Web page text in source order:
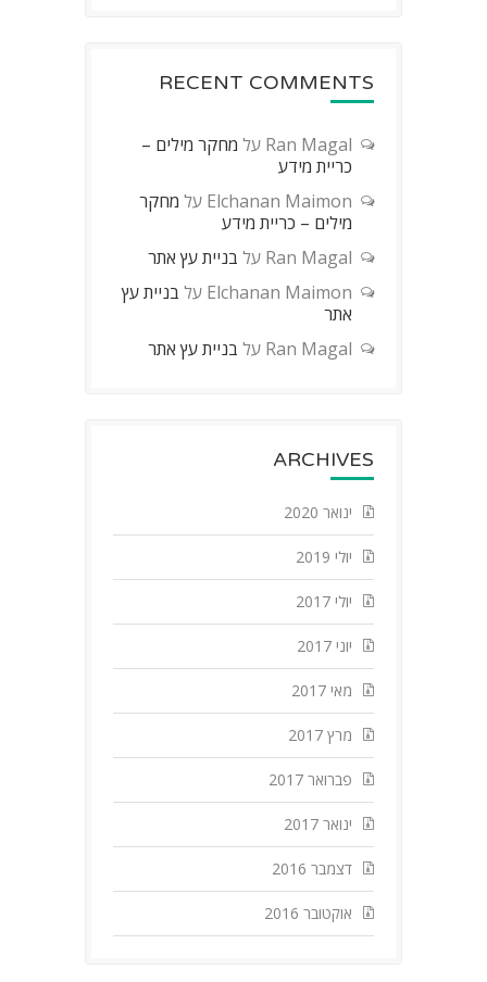
RECENT COMMENTS
Ran Magal על מחקר מילים –
כריית מידע
Elchanan Maimon על מחקר
מילים – כריית מידע
Ran Magal על בניית עץ אתר
Elchanan Maimon על בניית עץ
אתר
Ran Magal על בניית עץ אתר
ARCHIVES
ינואר 2020
יולי 2019
יולי 2017
יוני 2017
מאי 2017
מרץ 2017
פברואר 2017
ינואר 2017
דצמבר 2016
אוקטובר 2016